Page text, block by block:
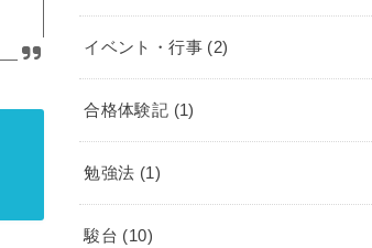
イベント・行事 (2)
合格体験記 (1)
勉強法 (1)
駿台 (10)